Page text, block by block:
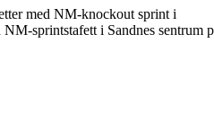
med NM-knockout sprint i
sprintstafett i Sandnes sentrum